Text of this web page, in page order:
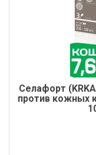
Cелафорт
против кожных